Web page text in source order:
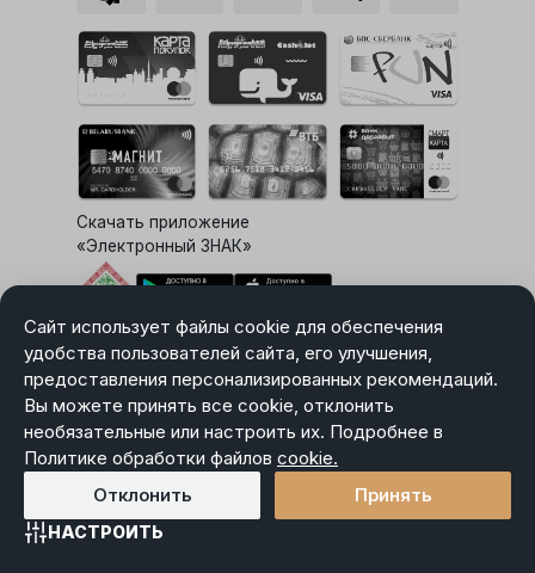
Сайт использует файлы cookie для обеспечения
удобства пользователей сайта, его улучшения,
предоставления персонализированных рекомендаций.
Вы можете принять все cookie, отклонить
необязательные или настроить их. Подробнее в
Политике обработки файлов cookie.
НАСТРОИТЬ
Отклонить Принять
Скачать приложение
«Электронный ЗНАК»
Выбор настроек Cookie
Карта сайта
Политика в отношении обработки персональных данных
Пользовательское соглашение